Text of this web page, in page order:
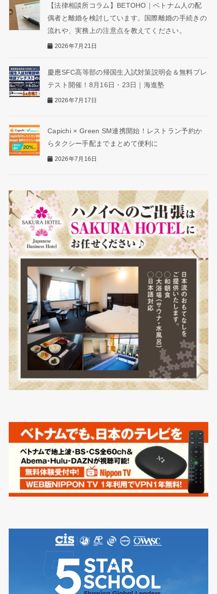
【法律相談所コラム】BETOHO｜ベトナム人の配
偶者と離婚を検討しています。国際離婚の手続きの
流れや、実務上の注意点を教えてください。
2026年7月21日
慶應SFC高等部の帰国生入試対策説明会＆無料プレ
テスト開催！8月16日・23日｜海進塾
2026年7月17日
Capichi × Green SM連携開始！レストラン予約か
らタクシー手配までまとめて便利に
2026年7月16日